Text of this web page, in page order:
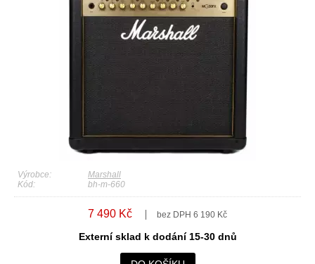
Výrobce:
Marshall
Kód:
bh-m-660
7 490 Kč bez DPH 6 190 Kč
Externí sklad k dodání 15-30 dnů